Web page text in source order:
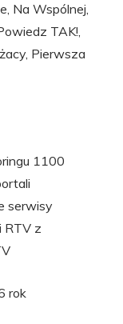
Na Wspólnej,
TAK!,
Pierwsza
1100
serwisy
RTV z
rok